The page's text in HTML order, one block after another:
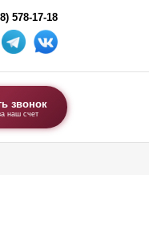
578-17-18
звонок
наш счет